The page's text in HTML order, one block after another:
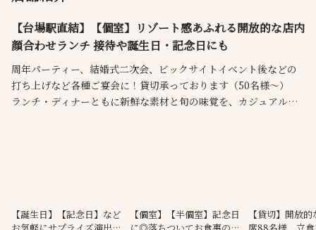
【台場駅直結】【個室】リゾート感あふれる開放的な店内
顔合わせランチ 接待や誕生日・記念日にも
周年パーティー、結婚式二次会、ビックサイトイベント後などの
打ち上げなど各種ご宴会に！貸切承っております（50名様～）
ランチ・ディナーともに新鮮な素材と旬の味覚を、カジュアルに
【誕生日】【記念日】など
【個室】【半個室】記念日
【貸切】開放